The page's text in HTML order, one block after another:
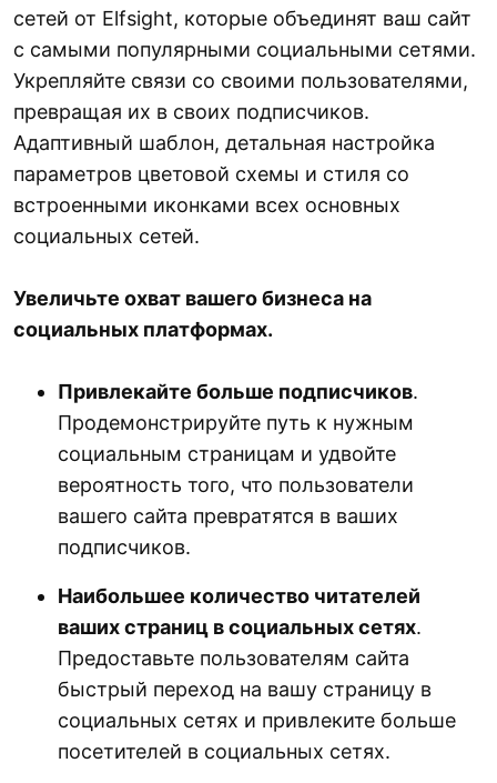
сетей от Elfsight, которые объединят ваш сайт
с самыми популярными социальными сетями.
Укрепляйте связи со своими пользователями,
превращая их в своих подписчиков.
Адаптивный шаблон, детальная настройка
параметров цветовой схемы и стиля со
встроенными иконками всех основных
социальных сетей.
Увеличьте охват вашего бизнеса на
социальных платформах.
Привлекайте больше подписчиков.
Продемонстрируйте путь к нужным
социальным страницам и удвойте
вероятность того, что пользователи
вашего сайта превратятся в ваших
подписчиков.
Наибольшее количество читателей
ваших страниц в социальных сетях.
Предоставьте пользователям сайта
быстрый переход на вашу страницу в
социальных сетях и привлеките больше
посетителей в социальных сетях.